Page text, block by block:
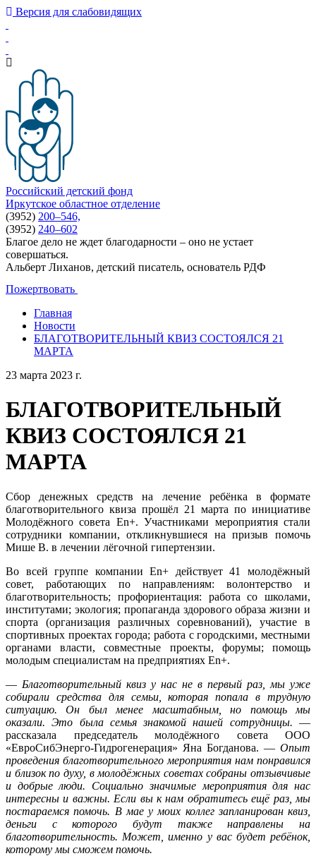
Версия для слабовидящих
Российский детский фонд
Иркутское областное отделение
(3952) 200–546,
(3952) 240–602
Благое дело не ждет благодарности – оно не устает
совершаться.
Альберт Лиханов, детский писатель, основатель РДФ
Пожертвовать
Главная
Новости
БЛАГОТВОРИТЕЛЬНЫЙ КВИЗ СОСТОЯЛСЯ 21
МАРТА
23 марта 2023 г.
БЛАГОТВОРИТЕЛЬНЫЙ
КВИЗ СОСТОЯЛСЯ 21
МАРТА
Сбор денежных средств на лечение ребёнка в формате
благотворительного квиза прошёл 21 марта по инициативе
Молодёжного совета En+. Участниками мероприятия стали
сотрудники компании, откликнувшиеся на призыв помочь
Мише В. в лечении лёгочной гипертензии.
Во всей группе компании En+ действует 41 молодёжный
совет, работающих по направлениям: волонтерство и
благотворительность; профориентация: работа со школами,
институтами; экология; пропаганда здорового образа жизни и
спорта (организация различных соревнований), участие в
спортивных проектах города; работа с городскими, местными
органами власти, совместные проекты, форумы; помощь
молодым специалистам на предприятиях En+.
— Благотворительный квиз у нас не в первый раз, мы уже
собирали средства для семьи, которая попала в трудную
ситуацию. Он был менее масштабным, но помощь мы
оказали. Это была семья знакомой нашей сотрудницы. —
рассказала председатель молодёжного совета ООО
«ЕвроСибЭнерго-Гидрогенерация» Яна Богданова. — Опыт
проведения благотворительного мероприятия нам понравился
и близок по духу, в молодёжных советах собраны отзывчивые
и добрые люди. Социально значимые мероприятия для нас
интересны и важны. Если вы к нам обратитесь ещё раз, мы
постараемся помочь. В мае у моих коллег запланирован квиз,
деньги с которого будут также направлены на
благотворительность. Может, именно у вас будет ребёнок,
которому мы сможем помочь.